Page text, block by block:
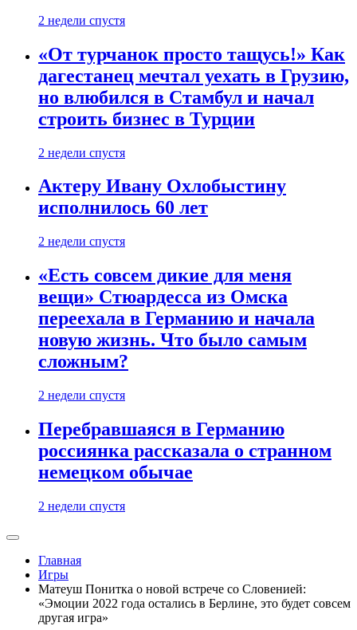
2 недели спустя
«От турчанок просто тащусь!» Как
дагестанец мечтал уехать в Грузию,
но влюбился в Стамбул и начал
строить бизнес в Турции
2 недели спустя
Актеру Ивану Охлобыстину
исполнилось 60 лет
2 недели спустя
«Есть совсем дикие для меня
вещи» Стюардесса из Омска
переехала в Германию и начала
новую жизнь. Что было самым
сложным?
2 недели спустя
Перебравшаяся в Германию
россиянка рассказала о странном
немецком обычае
2 недели спустя
Главная
Игры
Матеуш Понитка о новой встрече со Словенией:
«Эмоции 2022 года остались в Берлине, это будет совсем
другая игра»